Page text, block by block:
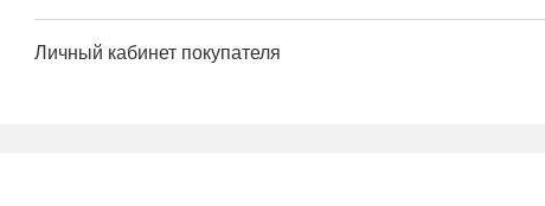
Личный кабинет покупателя